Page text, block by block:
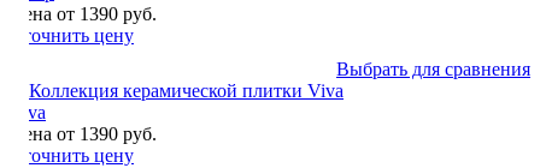
Цена от 1390 руб.
Уточнить цену
Выбрать для сравнения
Viva
Цена от 1390 руб.
Уточнить цену